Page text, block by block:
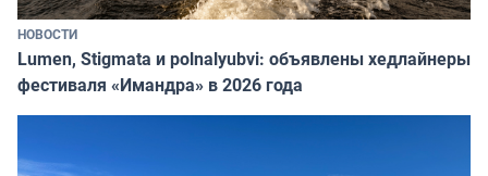
НОВОСТИ
Lumen, Stigmata и polnalyubvi: объявлены хедлайнеры
фестиваля «Имандра» в 2026 года